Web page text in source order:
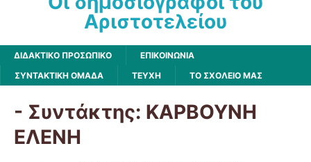
Αριστοτελείου
ΔΙΔΑΚΤΙΚΟ ΠΡΟΣΩΠΙΚΟ
ΕΠΙΚΟΙΝΩΝΙΑ
ΣΥΝΤΑΚΤΙΚΗ ΟΜΑΔΑ
ΤΕΥΧΗ ΤΟ ΣΧΟΛΕΙΟ ΜΑΣ
- Συντάκτης: ΚΑΡΒΟΥΝΗ
ΕΛΕΝΗ